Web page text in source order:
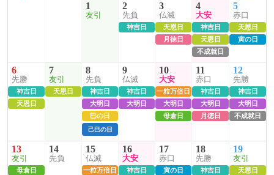
1
友引
2
先負
神吉日
3
仏滅
天恩日
月徳日
4
大安
神吉日
天恩日
不成就日
5
赤口
天恩日
寅の日
6
先勝
神吉日
天恩日
7
友引
天恩日
8
先負
神吉日
大明日
巳の日
己巳の日
9
仏滅
神吉日
大明日
10
大安
一粒万倍日
大明日
母倉日
11
赤口
神吉日
大明日
月徳日
12
先勝
神吉日
大明日
不成就日
13
友引
母倉日
14
先負
15
仏滅
一粒万倍日
16
大安
神吉日
17
赤口
寅の日
18
先勝
神吉日
19
友引
天恩日